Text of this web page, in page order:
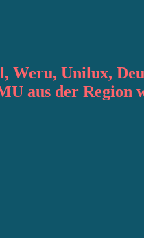
Weru, Unilux,
aus der Region